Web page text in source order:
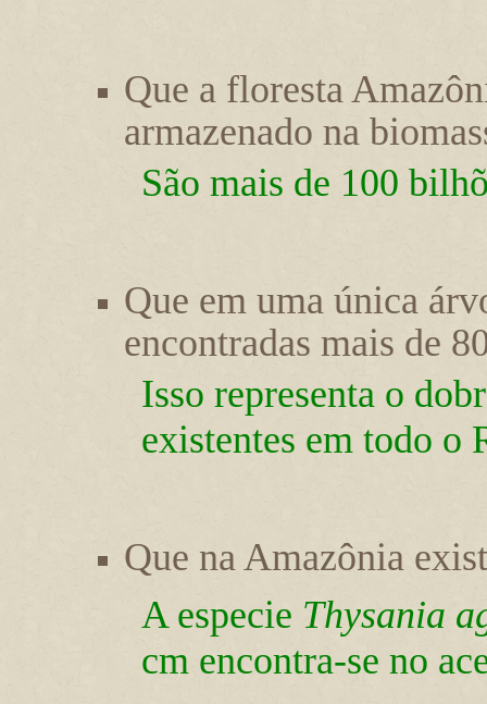
Que a floresta
armazenado na
São mais de 100
Que em uma única
encontradas mais de
Isso representa o
existentes em todo o
Que na Amazônia
A especie Thysania
cm encontra-se no